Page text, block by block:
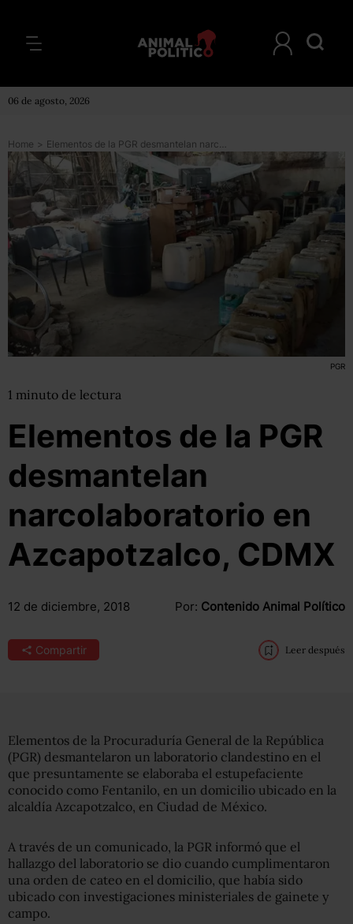
06 de agosto, 2026
Home > Elementos de la PGR desmantelan narcolaboratorio en Azcapotzalco, CDMX
PGR
1 minuto de lectura
Elementos de la PGR
desmantelan
narcolaboratorio en
Azcapotzalco, CDMX
12 de diciembre, 2018 Por: Contenido Animal Político
Compartir Leer después
Elementos de la Procuraduría General de la República
(PGR) desmantelaron un laboratorio clandestino en el
que presuntamente se elaboraba el estupefaciente
conocido como Fentanilo, en un domicilio ubicado en la
alcaldía Azcapotzalco, en Ciudad de México.
A través de un comunicado, la PGR informó que el
hallazgo del laboratorio se dio cuando cumplimentaron
una orden de cateo en el domicilio, que había sido
ubicado con investigaciones ministeriales de gainete y
campo.